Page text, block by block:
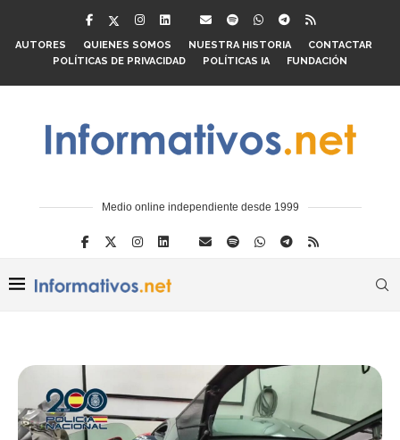
AUTORES QUIENES SOMOS NUESTRA HISTORIA
CONTACTAR
POLÍTICAS DE PRIVACIDAD
POLÍTICAS IA FUNDACIÓN
Medio online independiente desde 1999